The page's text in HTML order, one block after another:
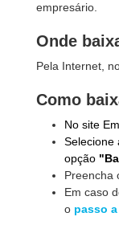
empresário.
Onde
Pela Internet,
Como
No site
Selecione
opção
Preencha
Em caso
o passo